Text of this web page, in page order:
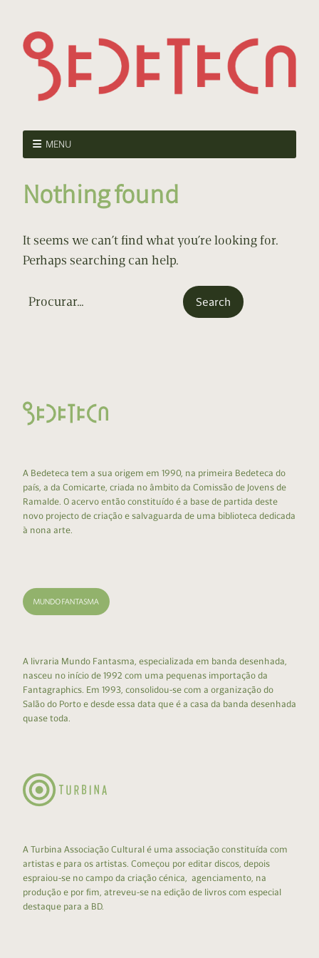
MENU
Nothing found
It seems we can’t find what you’re looking for.
Perhaps searching can help.
A Bedeteca tem a sua origem em 1990, na primeira Bedeteca do
país, a da Comicarte, criada no âmbito da Comissão de Jovens de
Ramalde. O acervo então constituído é a base de partida deste
novo projecto de criação e salvaguarda de uma biblioteca dedicada
à nona arte.
A livraria Mundo Fantasma, especializada em banda desenhada,
nasceu no início de 1992 com uma pequenas importação da
Fantagraphics. Em 1993, consolidou-se com a organização do
Salão do Porto e desde essa data que é a casa da banda desenhada
quase toda.
A Turbina Associação Cultural é uma associação constituída com
artistas e para os artistas. Começou por editar discos, depois
espraiou-se no campo da criação cénica, agenciamento, na
produção e por fim, atreveu-se na edição de livros com especial
destaque para a BD.